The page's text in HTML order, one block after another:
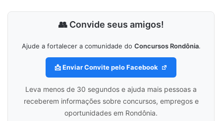
👥 Convide seus amigos!
Ajude a fortalecer a comunidade do Concursos Rondônia.
📩 Enviar Convite pelo Facebook
Leva menos de 30 segundos e ajuda mais pessoas a
receberem informações sobre concursos, empregos e
oportunidades em Rondônia.